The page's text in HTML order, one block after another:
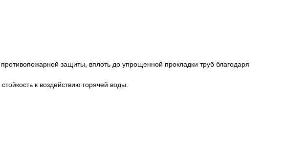
защиты, вплоть до упрощенной прокладки труб благодаря
к воздействию горячей воды.